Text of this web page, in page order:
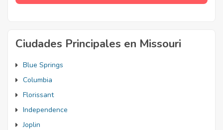
Ciudades Principales en Missouri
Blue Springs
Columbia
Florissant
Independence
Joplin